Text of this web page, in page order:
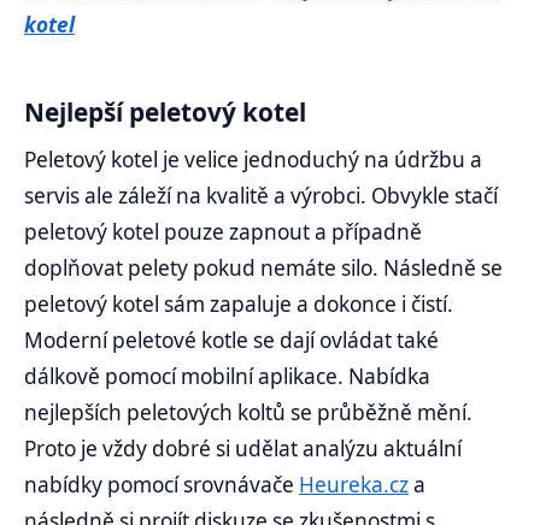
kotel
Nejlepší peletový kotel
Peletový kotel je velice jednoduchý na údržbu a
servis ale záleží na kvalitě a výrobci. Obvykle stačí
peletový kotel pouze zapnout a případně
doplňovat pelety pokud nemáte silo. Následně se
peletový kotel sám zapaluje a dokonce i čistí.
Moderní peletové kotle se dají ovládat také
dálkově pomocí mobilní aplikace. Nabídka
nejlepších peletových koltů se průběžně mění.
Proto je vždy dobré si udělat analýzu aktuální
nabídky pomocí srovnávače Heureka.cza